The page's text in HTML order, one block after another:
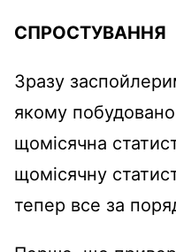
СПРОСТУВАННЯ
Зразу
якому
щомісячна
щомісячну
тепер все за